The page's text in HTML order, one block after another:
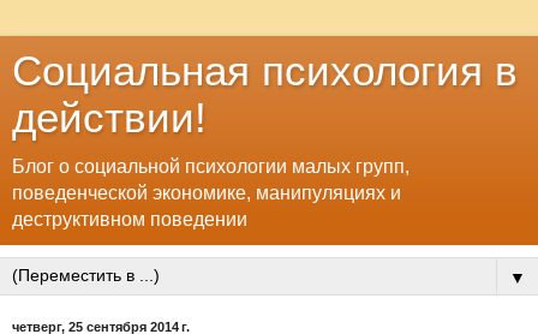
Социальная психология в
действии!
Блог о социальной психологии малых групп,
поведенческой экономике, манипуляциях и
деструктивном поведении
▼
четверг, 25 сентября 2014 г.